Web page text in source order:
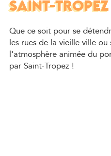
SAINT-TROPEZ
Que ce soit pour se
les rues de la vieille ville
l'atmosphère animée du
par Saint-Tropez !